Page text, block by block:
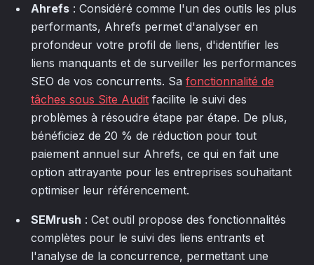
Ahrefs : Considéré comme l'un des outils les plus
performants, Ahrefs permet d'analyser en
profondeur votre profil de liens, d'identifier les
liens manquants et de surveiller les performances
SEO de vos concurrents. Sa fonctionnalité de
tâches sous Site Audit facilite le suivi des
problèmes à résoudre étape par étape. De plus,
bénéficiez de 20 % de réduction pour tout
paiement annuel sur Ahrefs, ce qui en fait une
option attrayante pour les entreprises souhaitant
optimiser leur référencement.
SEMrush : Cet outil propose des fonctionnalités
complètes pour le suivi des liens entrants et
l'analyse de la concurrence, permettant une